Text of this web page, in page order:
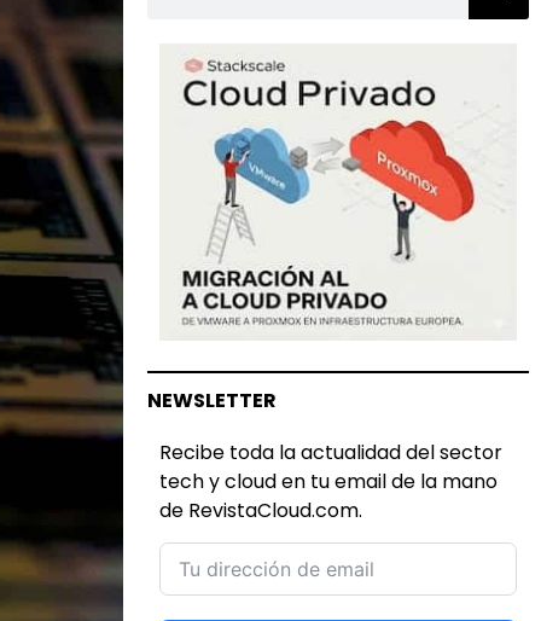
NEWSLETTER
Recibe toda la actualidad del sector
tech y cloud en tu email de la mano
de RevistaCloud.com.